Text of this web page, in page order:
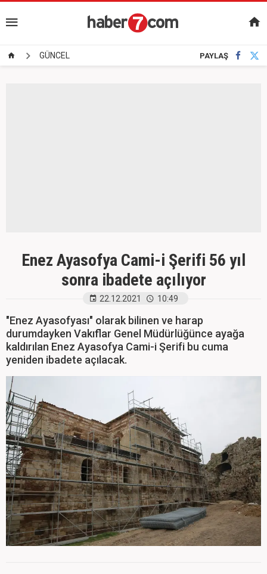
GÜNCEL PAYLAŞ
Enez Ayasofya Cami-i Şerifi 56 yıl
sonra ibadete açılıyor
22.12.2021 10:49
"Enez Ayasofyası" olarak bilinen ve harap
durumdayken Vakıflar Genel Müdürlüğünce ayağa
kaldırılan Enez Ayasofya Cami-i Şerifi bu cuma
yeniden ibadete açılacak.